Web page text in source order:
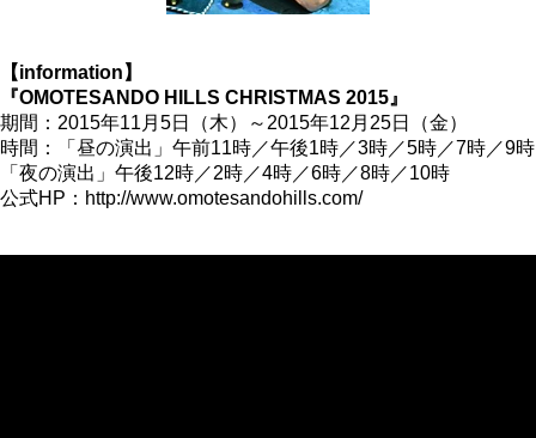
【information】
『OMOTESANDO HILLS CHRISTMAS 2015』
期間：2015年11月5日（木）～2015年12月25日（金）
時間：「昼の演出」午前11時／午後1時／3時／5時／7時／9時
「夜の演出」午後12時／2時／4時／6時／8時／10時
公式HP：http://www.omotesandohills.com/